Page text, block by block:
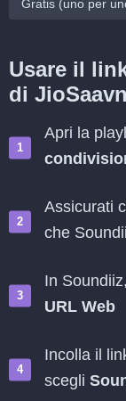
Gratis (uno per
Usare il
di JioSaavn
Apri la
Assicurati
che
In
URL Web
Incolla il
scegli